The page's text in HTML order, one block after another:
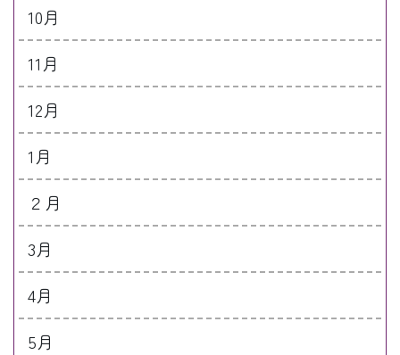
10月
11月
12月
1月
２月
3月
4月
5月